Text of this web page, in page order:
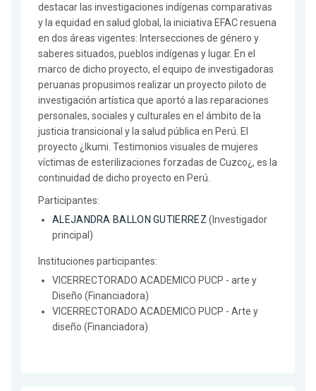
destacar las investigaciones indígenas comparativas
y la equidad en salud global, la iniciativa EFAC resuena
en dos áreas vigentes: Intersecciones de género y
saberes situados, pueblos indígenas y lugar. En el
marco de dicho proyecto, el equipo de investigadoras
peruanas propusimos realizar un proyecto piloto de
investigación artística que aportó a las reparaciones
personales, sociales y culturales en el ámbito de la
justicia transicional y la salud pública en Perú. El
proyecto ¿Ikumi. Testimonios visuales de mujeres
víctimas de esterilizaciones forzadas de Cuzco¿, es la
continuidad de dicho proyecto en Perú.
Participantes:
ALEJANDRA BALLON GUTIERREZ (Investigador
principal)
Instituciones participantes:
VICERRECTORADO ACADEMICO PUCP - arte y
Diseño (Financiadora)
VICERRECTORADO ACADEMICO PUCP - Arte y
diseño (Financiadora)